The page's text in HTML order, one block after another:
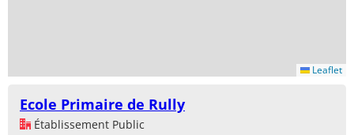
Leaflet
Ecole Primaire de Rully
Établissement Public